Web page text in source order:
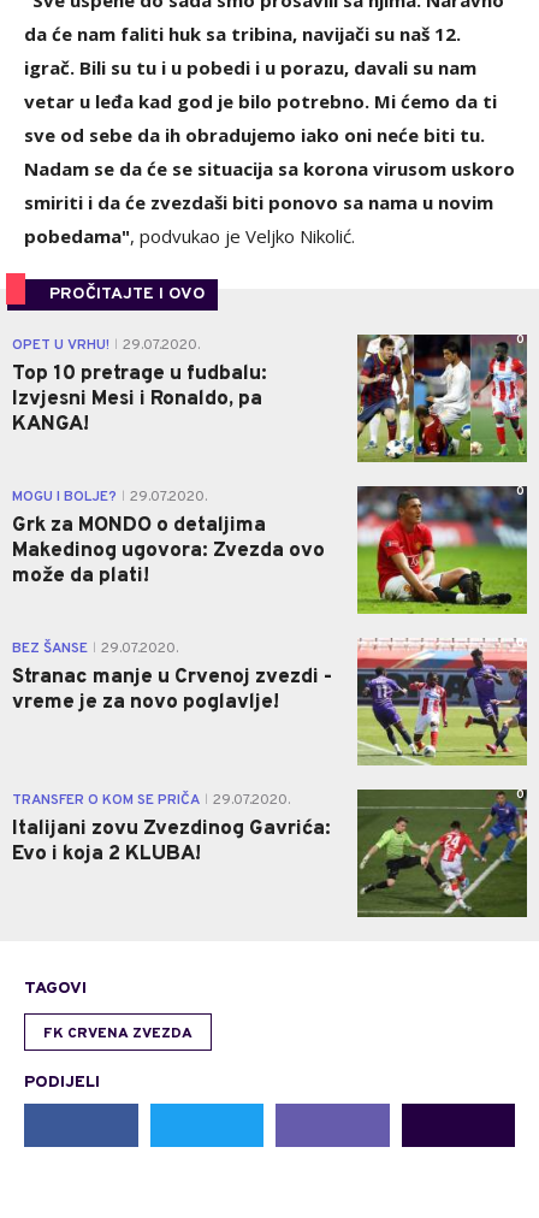
da će nam faliti huk sa tribina, navijači su naš 12.
igrač. Bili su tu i u pobedi i u porazu, davali su nam
vetar u leđa kad god je bilo potrebno. Mi ćemo da ti
sve od sebe da ih obradujemo iako oni neće biti tu.
Nadam se da će se situacija sa korona virusom uskoro
smiriti i da će zvezdaši biti ponovo sa nama u novim
pobedama", podvukao je Veljko Nikolić.
PROČITAJTE I OVO
OPET U VRHU! 29.07.2020.
Top 10 pretrage u fudbalu:
Izvjesni Mesi i Ronaldo, pa
KANGA!
0
MOGU I BOLJE? 29.07.2020.
Grk za MONDO o detaljima
Makedinog ugovora: Zvezda ovo
može da plati!
0
BEZ ŠANSE 29.07.2020.
Stranac manje u Crvenoj zvezdi -
vreme je za novo poglavlje!
0
TRANSFER O KOM SE PRIČA 29.07.2020.
Italijani zovu Zvezdinog Gavrića:
Evo i koja 2 KLUBA!
0
TAGOVI
FK CRVENA ZVEZDA
PODIJELI